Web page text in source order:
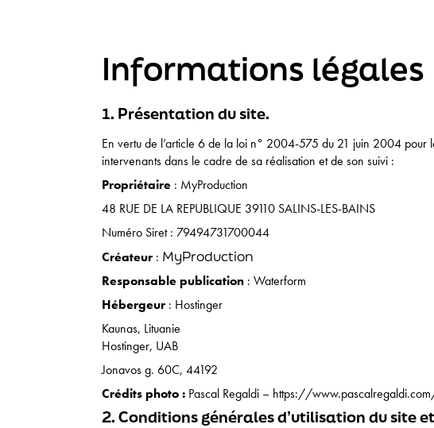
Informations légales
1. Présentation du site.
En vertu de l’article 6 de la loi n° 2004-575 du 21 juin 2004 pour
intervenants dans le cadre de sa réalisation et de son suivi :
Propriétaire : MyProduction
48 RUE DE LA REPUBLIQUE 39110 SALINS-LES-BAINS
Numéro Siret : 79494731700044
Créateur : MyProduction
Responsable publication : Waterform
Hébergeur : Hostinger
Kaunas, Lituanie
Hostinger, UAB
Jonavos g. 60C, 44192
Crédits photo : Pascal Regaldi – https://
2. Conditions générales d’utilisation du site